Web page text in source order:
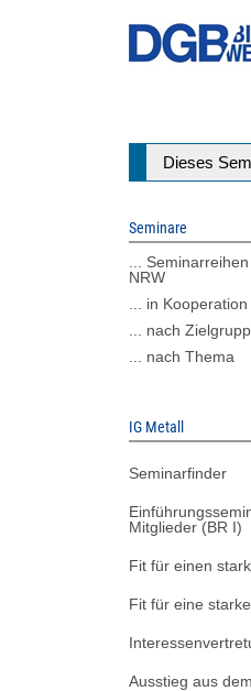
Dieses
Seminare
...
NRW
... in
... nach
... nach Thema
IG Metall
Seminarfinder
Mitglieder (BR I)
Fit für einen
Fit für eine
Ausstieg aus